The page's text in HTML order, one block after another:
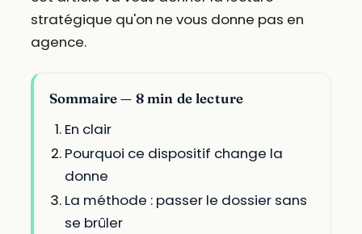
stratégique qu'on ne vous donne pas en
agence.
Sommaire — 8 min de lecture
En clair
Pourquoi ce dispositif change la
donne
La méthode : passer le dossier sans
se brûler